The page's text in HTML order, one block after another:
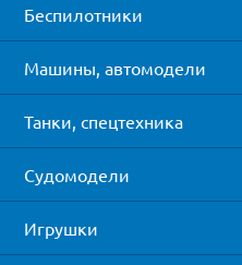
Беспилотники
Машины, автомодели
Танки, спецтехника
Судомодели
Игрушки